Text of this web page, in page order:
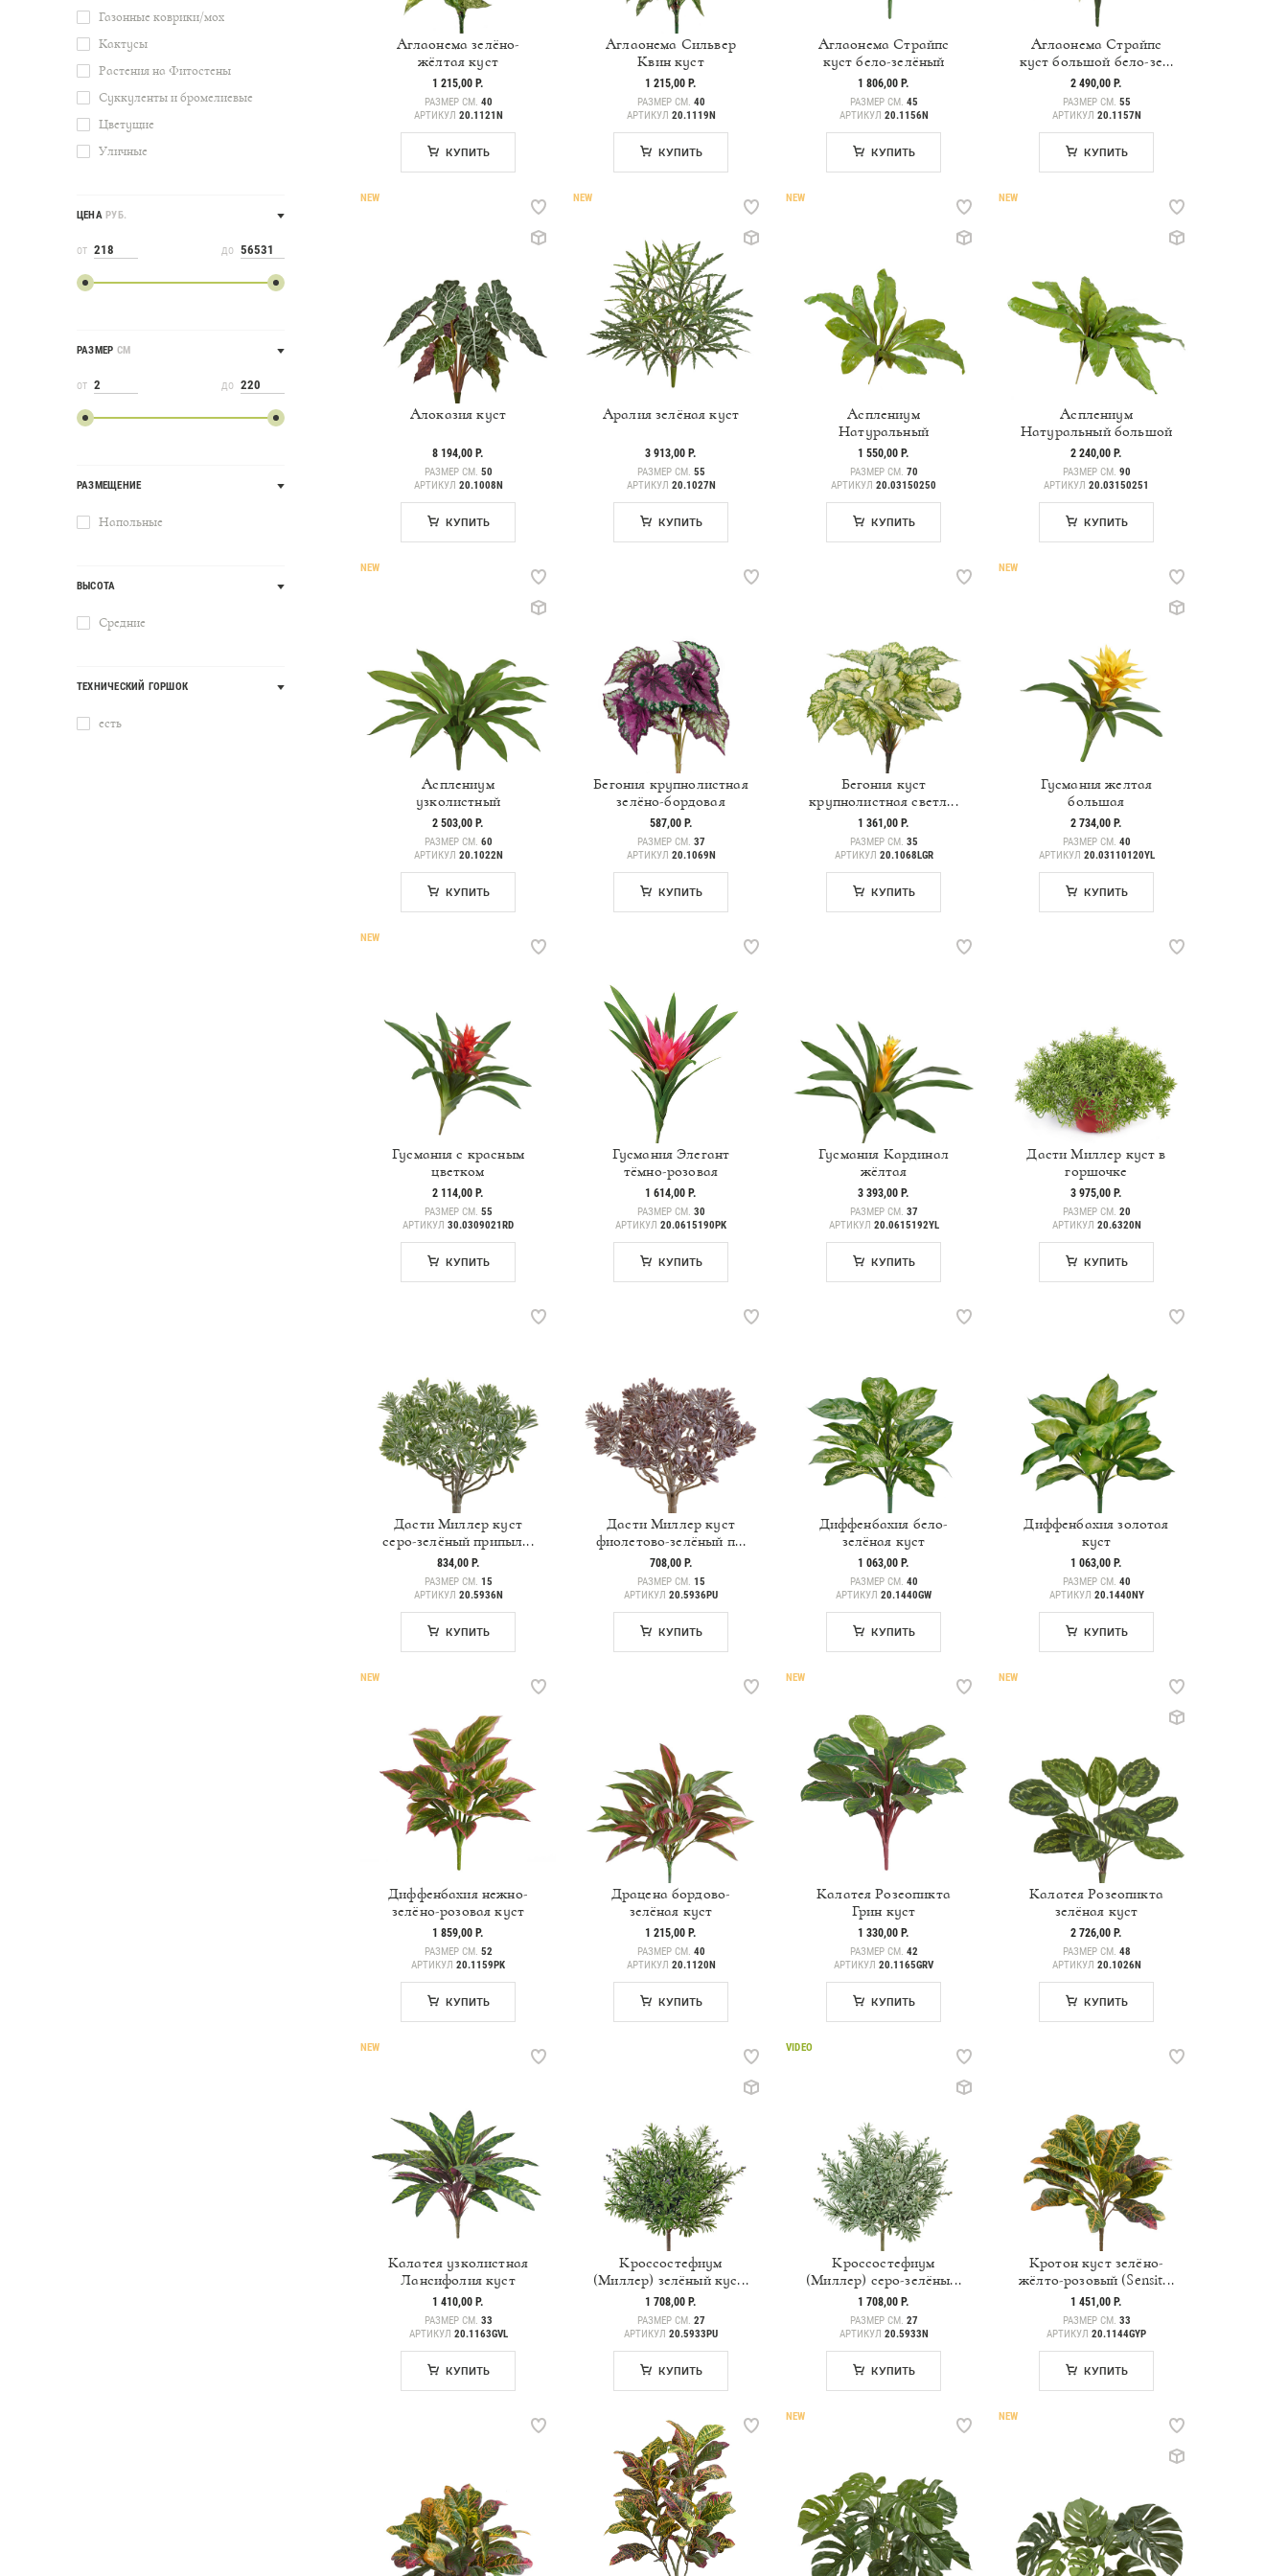
Газонные коврики/мох
Кактусы
Растения на Фитостены
Суккуленты и бромелиевые
Цветущие
Уличные
ЦЕНАРУБ.
ДО
ОТ
РАЗМЕР СМ
ДО
ОТ
РАЗМЕЩЕНИЕ
Напольные
ВЫСОТА
Средние
ТЕХНИЧЕСКИЙ ГОРШОК
есть
Аглаонема зелёно-
жёлтая куст
1 215,00 Р.
РАЗМЕР СМ. 40
АРТИКУЛ 20.1121N
КУПИТЬ
Аглаонема Сильвер
Квин куст
1 215,00 Р.
РАЗМЕР СМ. 40
АРТИКУЛ 20.1119N
КУПИТЬ
Аглаонема Страйпс
куст бело-зелёный
1 806,00 Р.
РАЗМЕР СМ. 45
АРТИКУЛ 20.1156N
КУПИТЬ
Аглаонема Страйпс
куст большой бело-зе...
2 490,00 Р.
РАЗМЕР СМ. 55
АРТИКУЛ 20.1157N
КУПИТЬ
NEW
Алоказия куст
8 194,00 Р.
РАЗМЕР СМ. 50
АРТИКУЛ 20.1008N
КУПИТЬ
NEW
Аралия зелёная куст
3 913,00 Р.
РАЗМЕР СМ. 55
АРТИКУЛ 20.1027N
КУПИТЬ
NEW
Асплениум
Натуральный
1 550,00 Р.
РАЗМЕР СМ. 70
АРТИКУЛ 20.03150250
КУПИТЬ
NEW
Асплениум
Натуральный большой
2 240,00 Р.
РАЗМЕР СМ. 90
АРТИКУЛ 20.03150251
КУПИТЬ
NEW
Асплениум
узколистный
2 503,00 Р.
РАЗМЕР СМ. 60
АРТИКУЛ 20.1022N
КУПИТЬ
Бегония крупнолистная
зелёно-бордовая
587,00 Р.
РАЗМЕР СМ. 37
АРТИКУЛ 20.1069N
КУПИТЬ
Бегония куст
крупнолистная светл...
1 361,00 Р.
РАЗМЕР СМ. 35
АРТИКУЛ 20.1068LGR
КУПИТЬ
NEW
Гусмания желтая
большая
2 734,00 Р.
РАЗМЕР СМ. 40
АРТИКУЛ 20.03110120YL
КУПИТЬ
NEW
Гусмания с красным
цветком
2 114,00 Р.
РАЗМЕР СМ. 55
АРТИКУЛ 30.0309021RD
КУПИТЬ
Гусмания Элегант
тёмно-розовая
1 614,00 Р.
РАЗМЕР СМ. 30
АРТИКУЛ 20.0615190PK
КУПИТЬ
Гусмания Кардинал
жёлтая
3 393,00 Р.
РАЗМЕР СМ. 37
АРТИКУЛ 20.0615192YL
КУПИТЬ
Дасти Миллер куст в
горшочке
3 975,00 Р.
РАЗМЕР СМ. 20
АРТИКУЛ 20.6320N
КУПИТЬ
Дасти Миллер куст
серо-зелёный припыл...
834,00 Р.
РАЗМЕР СМ. 15
АРТИКУЛ 20.5936N
КУПИТЬ
Дасти Миллер куст
фиолетово-зелёный п...
708,00 Р.
РАЗМЕР СМ. 15
АРТИКУЛ 20.5936PU
КУПИТЬ
Диффенбахия бело-
зелёная куст
1 063,00 Р.
РАЗМЕР СМ. 40
АРТИКУЛ 20.1440GW
КУПИТЬ
Диффенбахия золотая
куст
1 063,00 Р.
РАЗМЕР СМ. 40
АРТИКУЛ 20.1440NY
КУПИТЬ
NEW
Диффенбахия нежно-
зелёно-розовая куст
1 859,00 Р.
РАЗМЕР СМ. 52
АРТИКУЛ 20.1159PK
КУПИТЬ
Драцена бордово-
зелёная куст
1 215,00 Р.
РАЗМЕР СМ. 40
АРТИКУЛ 20.1120N
КУПИТЬ
NEW
Калатея Розеопикта
Грин куст
1 330,00 Р.
РАЗМЕР СМ. 42
АРТИКУЛ 20.1165GRV
КУПИТЬ
NEW
Калатея Розеопикта
зелёная куст
2 726,00 Р.
РАЗМЕР СМ. 48
АРТИКУЛ 20.1026N
КУПИТЬ
NEW
Калатея узколистная
Лансифолия куст
1 410,00 Р.
РАЗМЕР СМ. 33
АРТИКУЛ 20.1163GVL
КУПИТЬ
Кроссостефиум
(Миллер) зелёный кус...
1 708,00 Р.
РАЗМЕР СМ. 27
АРТИКУЛ 20.5933PU
КУПИТЬ
VIDEO
Кроссостефиум
(Миллер) серо-зелёны...
1 708,00 Р.
РАЗМЕР СМ. 27
АРТИКУЛ 20.5933N
КУПИТЬ
Кротон куст зелёно-
жёлто-розовый (Sensit...
1 451,00 Р.
РАЗМЕР СМ. 33
АРТИКУЛ 20.1144GYP
КУПИТЬ
NEW NEW